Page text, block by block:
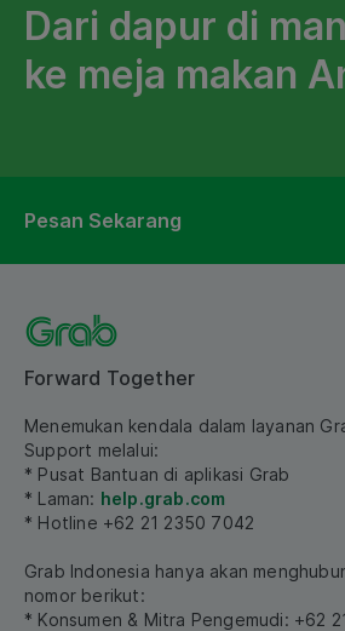
Dari dapur di
ke meja makan
Pesan Sekarang
Forward Together
Menemukan kendala dalam layanan
Support melalui:
* Pusat Bantuan di aplikasi Grab
* Laman: help.grab.com
* Hotline +62 21 2350 7042
Grab Indonesia hanya akan
nomor berikut:
* Konsumen & Mitra Pengemudi: +62